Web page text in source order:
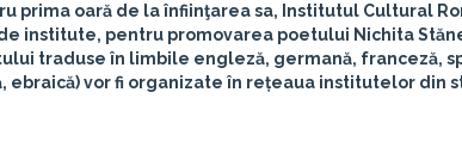
prima oară de la înfiinţarea sa, Institutul Cultural
institute, pentru promovarea poetului Nichita
traduse în limbile engleză, germană, franceză,
ebraică) vor fi organizate în rețeaua institutelor din